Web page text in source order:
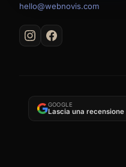
hello@webnovis.com
GOOGLE
Lascia una recensione